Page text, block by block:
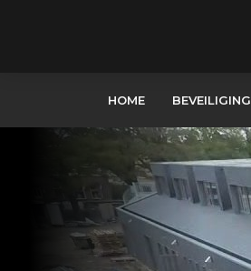
HOME BEVEILIGING